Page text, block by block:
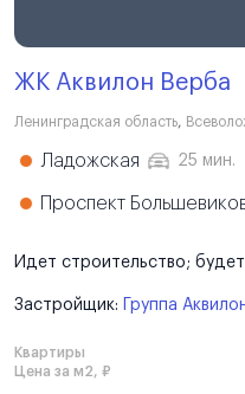
ЖК Аквилон Верба
Ленинградская область,
Ладожская 25 мин.
Проспект
Идет строительство;
Застройщик: Группа
Квартиры
Цена за м2, ₽